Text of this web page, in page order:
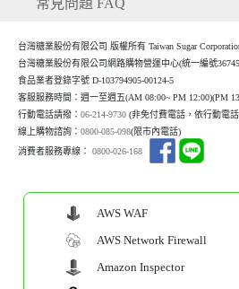
台灣糖業股份有限公司 版權所有 Taiwan Sugar
台灣糖業股份有限公司網路購物營運中心(統一編號
食品業者登錄字號 D-103794905-00124-5
客服服務時間：週一至週五(AM 08:00~ PM 12:00)(PM
行動電話請撥：06-214-9730 (非免付費電話，依行動電
線上購物諮詢：0800-085-098(限市內電話)
消費者服務專線：0800-026-168
AWS WAF
AWS Network Firewall
Amazon Inspector